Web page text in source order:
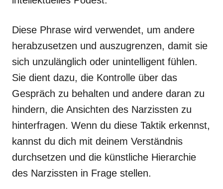
Diese Phrase wird verwendet, um andere
herabzusetzen und auszugrenzen, damit sie
sich unzulänglich oder unintelligent fühlen.
Sie dient dazu, die Kontrolle über das
Gespräch zu behalten und andere daran zu
hindern, die Ansichten des Narzissten zu
hinterfragen. Wenn du diese Taktik erkennst,
kannst du dich mit deinem Verständnis
durchsetzen und die künstliche Hierarchie
des Narzissten in Frage stellen.